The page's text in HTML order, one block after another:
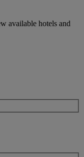
available hotels and